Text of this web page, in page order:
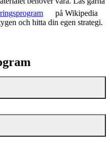
på Wikipedia
och hitta din egen strategi.